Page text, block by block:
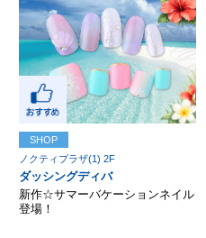
SHOP
ノクティプラザ(1) 2F
ダッシングディバ
新作☆サマーバケーションネイル
登場！